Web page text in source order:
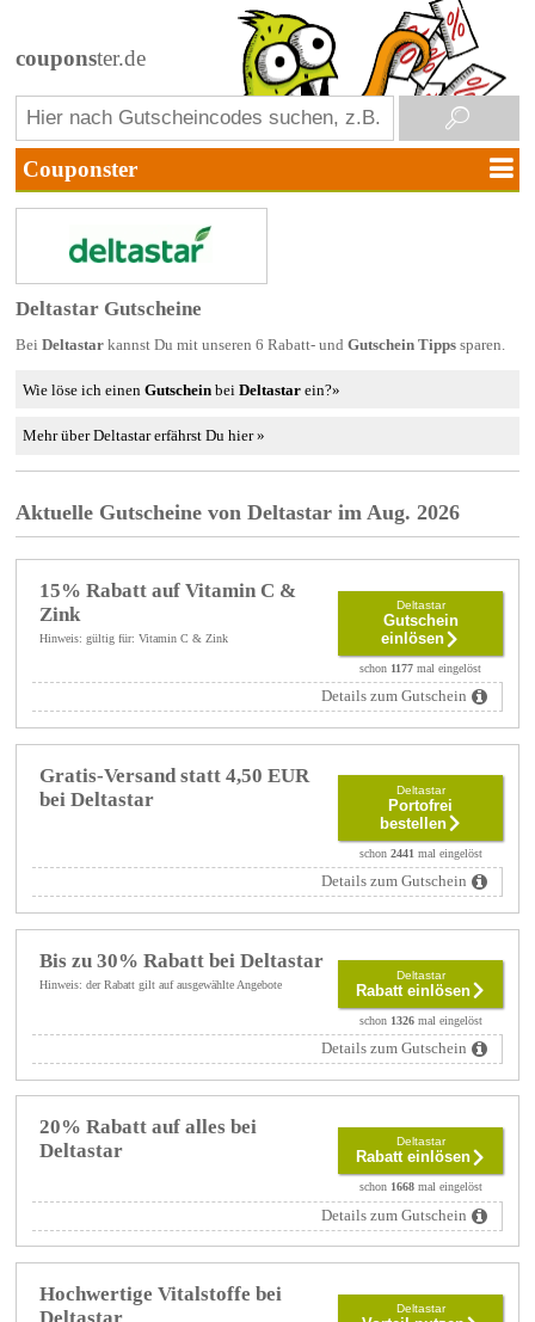
couponster.de
Deltastar Gutscheine
Bei Deltastarkannst Du mit unseren 6 Rabatt- und Gutschein Tippssparen.
Wie löse ich einenGutschein beiDeltastar ein?»
Mehr über Deltastar erfährst Du hier »
Aktuelle Gutscheine von Deltastar im Aug. 2026
15% Rabatt auf Vitamin C &
Zink
Hinweis: gültig für: Vitamin C & Zink
Deltastar
Gutschein
einlösen
schon 1177 mal eingelöst
Details zum Gutschein
Gratis-Versand statt 4,50 EUR
bei Deltastar
Deltastar
Portofrei
bestellen
schon 2441 mal eingelöst
Details zum Gutschein
Bis zu 30% Rabatt bei Deltastar
Hinweis: der Rabatt gilt auf ausgewählte Angebote
Deltastar
Rabatt einlösen
schon 1326mal eingelöst
Details zum Gutschein
20% Rabatt auf alles bei
Deltastar
Deltastar
Rabatt einlösen
schon 1668mal eingelöst
Details zum Gutschein
Hochwertige Vitalstoffe bei
Deltastar